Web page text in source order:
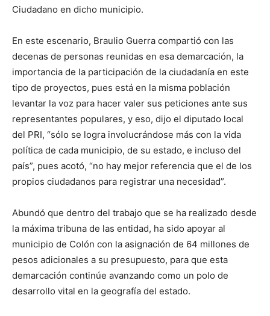
Ciudadano en dicho municipio.
En este escenario, Braulio Guerra compartió con las
decenas de personas reunidas en esa demarcación, la
importancia de la participación de la ciudadanía en este
tipo de proyectos, pues está en la misma población
levantar la voz para hacer valer sus peticiones ante sus
representantes populares, y eso, dijo el diputado local
del PRI, “sólo se logra involucrándose más con la vida
política de cada municipio, de su estado, e incluso del
país”, pues acotó, “no hay mejor referencia que el de los
propios ciudadanos para registrar una necesidad”.
Abundó que dentro del trabajo que se ha realizado desde
la máxima tribuna de las entidad, ha sido apoyar al
municipio de Colón con la asignación de 64 millones de
pesos adicionales a su presupuesto, para que esta
demarcación continúe avanzando como un polo de
desarrollo vital en la geografía del estado.